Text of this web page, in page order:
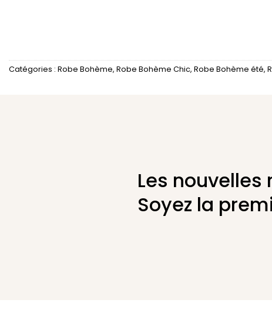
Catégories : Robe Bohème, Robe Bohème Chic, Robe Bohème été,
Les
Soyez la